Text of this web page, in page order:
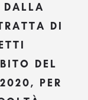
DI
DEL
PER